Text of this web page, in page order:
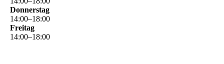
Donnerstag
14:00–18:00
Freitag
14:00–18:00